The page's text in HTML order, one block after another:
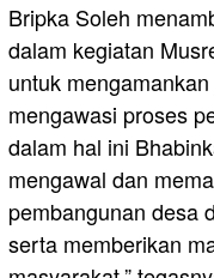
Bripka Soleh
dalam kegiatan
untuk
mengawasi proses
dalam hal ini
mengawal dan
pembangunan desa
serta memberikan